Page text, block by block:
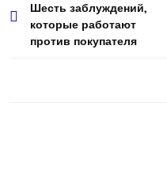
по
записям
Шесть заблуждений,
которые работают
против покупателя